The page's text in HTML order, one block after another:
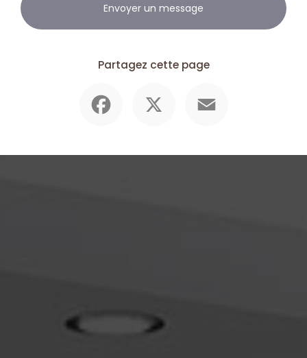
Envoyer un message
Partagez cette page